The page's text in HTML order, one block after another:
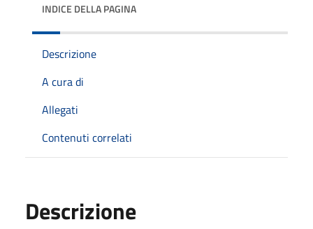
INDICE DELLA PAGINA
Descrizione
A cura di
Allegati
Contenuti correlati
Descrizione